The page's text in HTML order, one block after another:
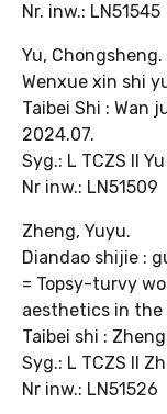
Nr. inw.: LN51545
Yu, Chongsheng.
Wenxue xin shi
Taibei Shi : Wan
2024.07.
Syg.: L TCZS II
Nr inw.: LN51509
Zheng, Yuyu.
Diandao shijie :
= Topsy-turvy
aesthetics in the
Taibei shi :
Syg.: L TCZS II
Nr inw.: LN51526